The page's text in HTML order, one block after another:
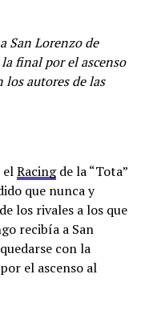
San Lorenzo de
final por el ascenso
los autores de las
elRacingde la “Tota”
que nunca y
los rivales a los que
recibía a San
con la
el ascenso al